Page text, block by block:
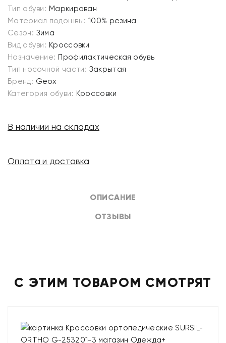
ОПИСАНИЕ
ОТЗЫВЫ
Тип обуви: Маркирован
Материал подошвы: 100% резина
Сезон: Зима
Вид обуви: Кроссовки
Назначение: Профилактическая обувь
Тип носочной части: Закрытая
Бренд: Geox
Категория обуви: Кроссовки
В наличии на складах
Оплата и доставка
С ЭТИМ ТОВАРОМ СМОТРЯТ